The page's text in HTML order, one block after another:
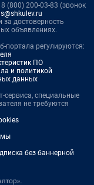
(800) 200-03-83 (звонок
за достоверность
объявлениях.
портала регулируются:
ПО
и политикой
данных
сервиса, специальные
не требуются
без баннерной